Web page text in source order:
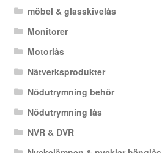
möbel & glasskivelås
Monitorer
Motorlås
Nätverksprodukter
Nödutrymning behör
Nödutrymning lås
NVR & DVR